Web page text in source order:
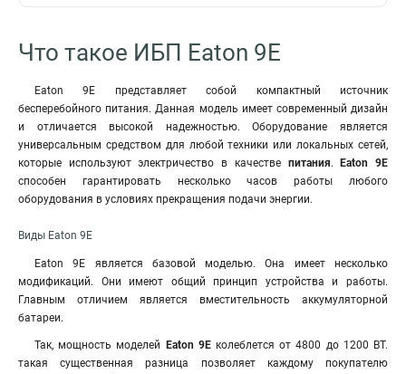
Что такое ИБП Eaton 9E
Eaton 9E представляет собой компактный источник
бесперебойного питания. Данная модель имеет современный дизайн
и отличается высокой надежностью. Оборудование является
универсальным средством для любой техники или локальных сетей,
которые используют электричество в качестве питания.
Eaton 9E
способен гарантировать несколько часов работы любого
оборудования в условиях прекращения подачи энергии.
Виды Eaton 9E
Eaton 9E является базовой моделью. Она имеет несколько
модификаций. Они имеют общий принцип устройства и работы.
Главным отличием является вместительность аккумуляторной
батареи.
Так, мощность моделей Eaton 9E колеблется от 4800 до 1200 ВТ.
такая существенная разница позволяет каждому покупателю